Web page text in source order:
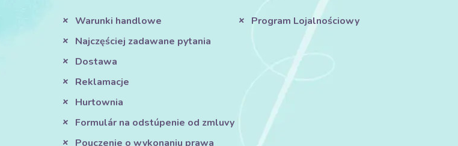
Warunki handlowe
Najczęściej zadawane pytania
Dostawa
Reklamacje
Hurtownia
Formulár na odstúpenie od zmluvy
Pouczenie o wykonaniu prawa
Program Lojalnościowy